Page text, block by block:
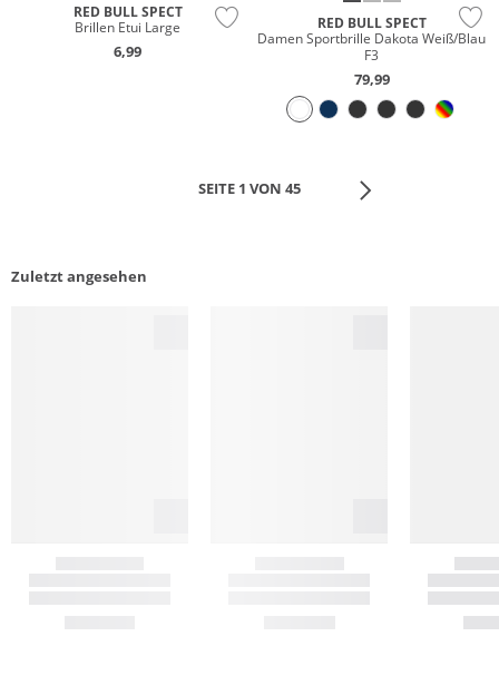
RED BULL SPECT
Brillen Etui Large
6,99
RED BULL SPECT
Damen Sportbrille Dakota Weiß/Blau
F3
79,99
SEITE 1 VON 45
Zuletzt angesehen